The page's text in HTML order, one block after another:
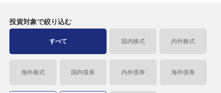
投資対象で絞り込む
すべて 国内株式 内外株式
海外株式 国内債券 内外債券 海外債券